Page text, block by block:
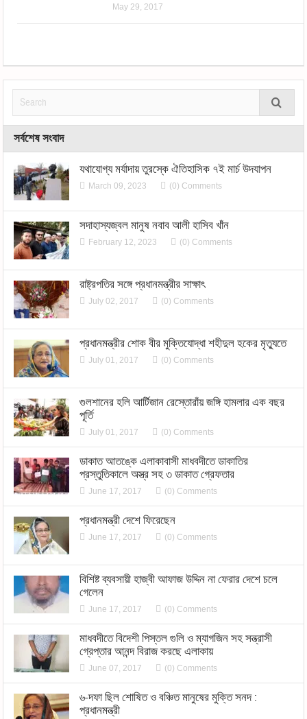
May 29, 2017
সর্বশেষ সংবাদ
যথাযোগ্য মর্যাদায় তুরস্কে ঐতিহাসিক ৭ই মার্চ উদযাপন
March 09, 2023 (0) Comments
সদাহাস্যজ্বল মানুষ নবাব আলী হাসিব খাঁন
February 12, 2023 (0) Comments
রাষ্ট্রপতির সঙ্গে প্রধানমন্ত্রীর সাক্ষাৎ
July 02, 2017 (0) Comments
প্রধানমন্ত্রীর শোক বীর মুক্তিযোদ্ধা শহীদুল হকের মৃত্যুতে
July 01, 2017 (0) Comments
গুলশানের হলি আর্টিজান রেস্তোরাঁয় জঙ্গি হামলার এক বছর
পূর্তি
July 01, 2017 (0) Comments
ডাকাত আতঙ্কে এলাকাবাসী মাধবদীতে ডাকাতির
প্রস্তুতিকালে অস্ত্র সহ ৩ ডাকাত গ্রেফতার
June 17, 2017 (0) Comments
প্রধানমন্ত্রী দেশে ফিরেছেন
June 17, 2017 (0) Comments
বিশিষ্ট ব্যবসায়ী হাজ্বী আফাজ উদ্দিন না ফেরার দেশে চলে
গেলেন
June 17, 2017 (0) Comments
মাধবদীতে বিদেশী পিস্তল গুলি ও ম্যাগজিন সহ সন্ত্রাসী
গ্রেপ্তার আনন্দ বিরাজ করছে এলাকায়
June 07, 2017 (0) Comments
৬-দফা ছিল শোষিত ও বঞ্চিত মানুষের মুক্তি সনদ :
প্রধানমন্ত্রী